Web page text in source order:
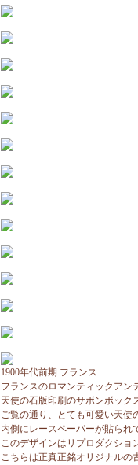
1900年代前期 フランス
フランスのロマンティックアン
天使の石版印刷のサボンボック
ご覧の通り、とても可愛い天使
内側にレースペーパーが貼られ
このデザインはリプロダクショ
こちらは正真正銘オリジナルの